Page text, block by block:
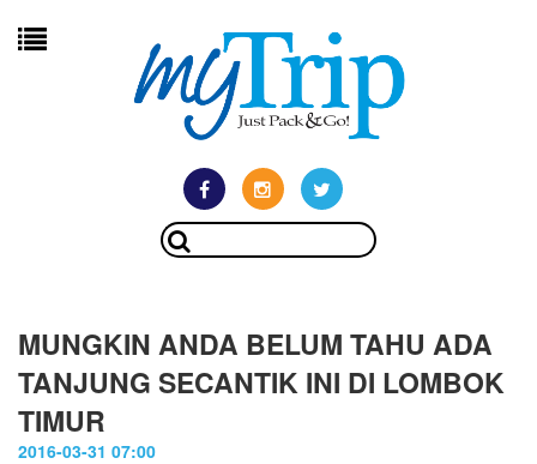
MUNGKIN ANDA BELUM TAHU ADA
TANJUNG SECANTIK INI DI LOMBOK
TIMUR
2016-03-31 07:00